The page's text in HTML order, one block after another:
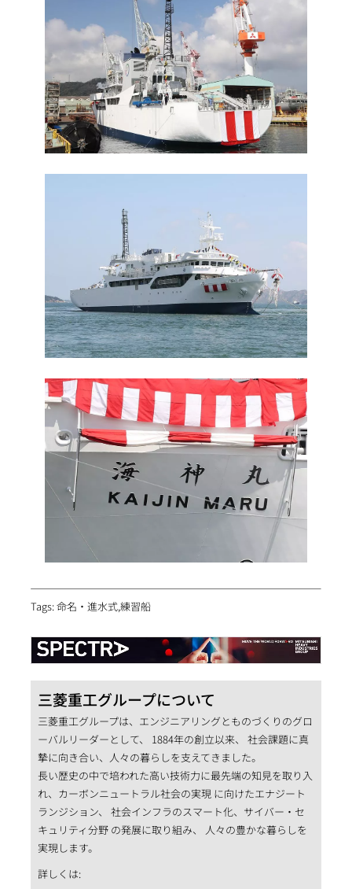
Tags: 命名・進水式,練習船
三菱重工グループについて
三菱重工グループは、エンジニアリングとものづくりのグロ
ーバルリーダーとして、 1884年の創立以来、 社会課題に真
摯に向き合い、人々の暮らしを支えてきました。
長い歴史の中で培われた高い技術力に最先端の知見を取り入
れ、カーボンニュートラル社会の実現 に向けたエナジート
ランジション、 社会インフラのスマート化、サイバー・セ
キュリティ分野 の発展に取り組み、 人々の豊かな暮らしを
実現します。
詳しくは: